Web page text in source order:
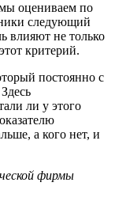
оцениваем по
следующий
влияют не только
критерий.
постоянно с
ли у этого
а кого нет, и
фирмы